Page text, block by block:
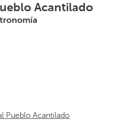
Acantilado
Pueblo Acantilado